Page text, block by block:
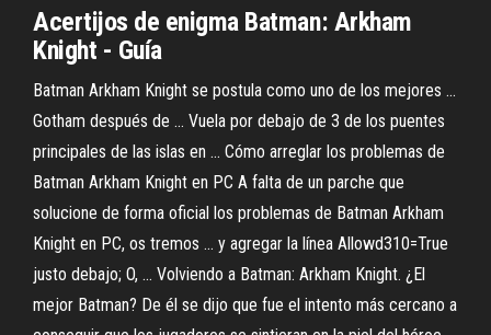
Acertijos de enigma Batman: Arkham
Knight - Guía
Batman Arkham Knight se postula como uno de los mejores ...
Gotham después de ... Vuela por debajo de 3 de los puentes
principales de las islas en ... Cómo arreglar los problemas de
Batman Arkham Knight en PC A falta de un parche que
solucione de forma oficial los problemas de Batman Arkham
Knight en PC, os tremos ... y agregar la línea Allowd310=True
justo debajo; O, ... Volviendo a Batman: Arkham Knight. ¿El
mejor Batman? De él se dijo que fue el intento más cercano a